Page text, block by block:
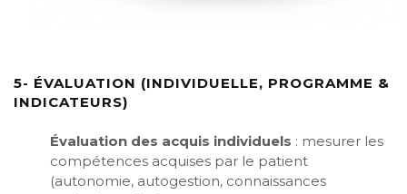
5- ÉVALUATION (INDIVIDUELLE, PROGRAMME &
INDICATEURS)
Évaluation des acquis individuels : mesurer les
compétences acquises par le patient
(autonomie, autogestion, connaissances